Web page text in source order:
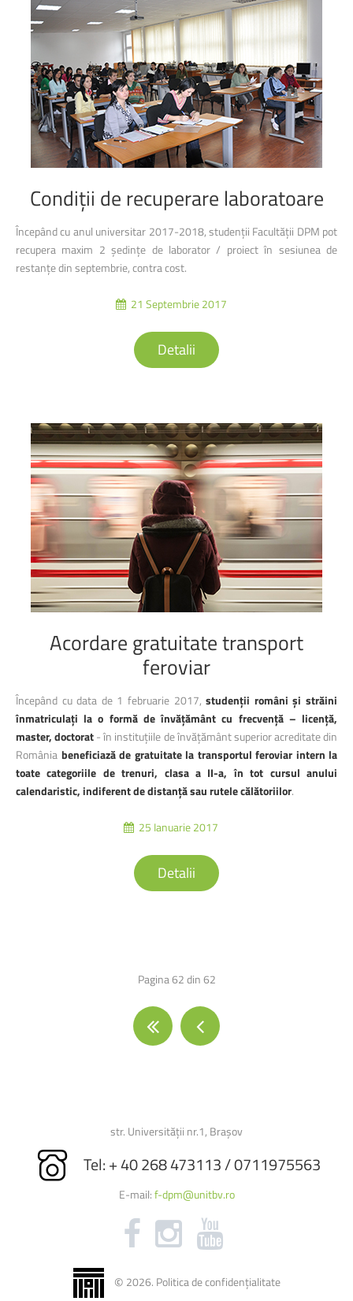
Condiții de recuperare laboratoare
Începând cu anul universitar 2017-2018, studenții Facultății DPM pot
recupera maxim 2 ședințe de laborator / proiect în sesiunea de
restanțe din septembrie, contra cost.
21 Septembrie 2017
Detalii
Acordare gratuitatetransport
feroviar
Începând cu data de 1 februarie 2017,studenții români și străini
înmatriculați la o formă de învățământ cu frecvență – licență,
master, doctorat- în instituțiile de învățământ superior acreditate din
România beneficiază de gratuitate la transportul feroviar intern la
toate categoriile de trenuri, clasa a II-a, în tot cursul anului
calendaristic, indiferent de distanță sau rutele călătoriilor.
25 Ianuarie 2017
Detalii
Pagina 62 din 62
str. Universității nr.1, Brașov
Tel: + 40 268 473113 / 0711975563
E-mail:f-dpm@unitbv.ro
© 2026. Politica de confidențialitate